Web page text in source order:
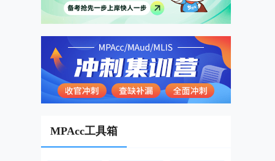
MPAcc工具箱